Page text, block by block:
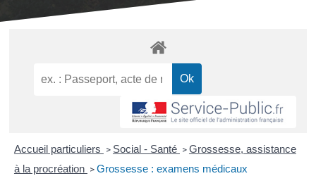
Accueil particuliers > Social - Santé > Grossesse, assistance
à la procréation > Grossesse : examens médicaux